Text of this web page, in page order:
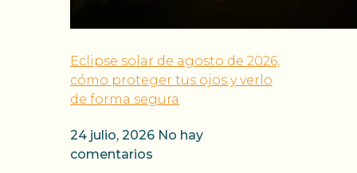
Eclipse solar de agosto de 2026,
cómo proteger tus ojos y verlo
de forma segura
24 julio, 2026 No hay
comentarios